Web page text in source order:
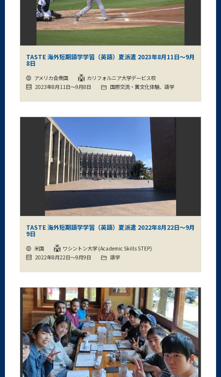
TASTE 海外短期語学学習（英語）夏派遣 2023年8月11日～9月
8日
アメリカ合衆国
カリフォルニア大学デービス校
2023年8月11日～9月8日
国際交流・異文化体験、語学
TASTE 海外短期語学学習（英語）夏派遣 2022年8月22日～9月
9日
米国
ワシントン大学 (Academic Skills STEP)
2022年8月22日～9月9日
語学